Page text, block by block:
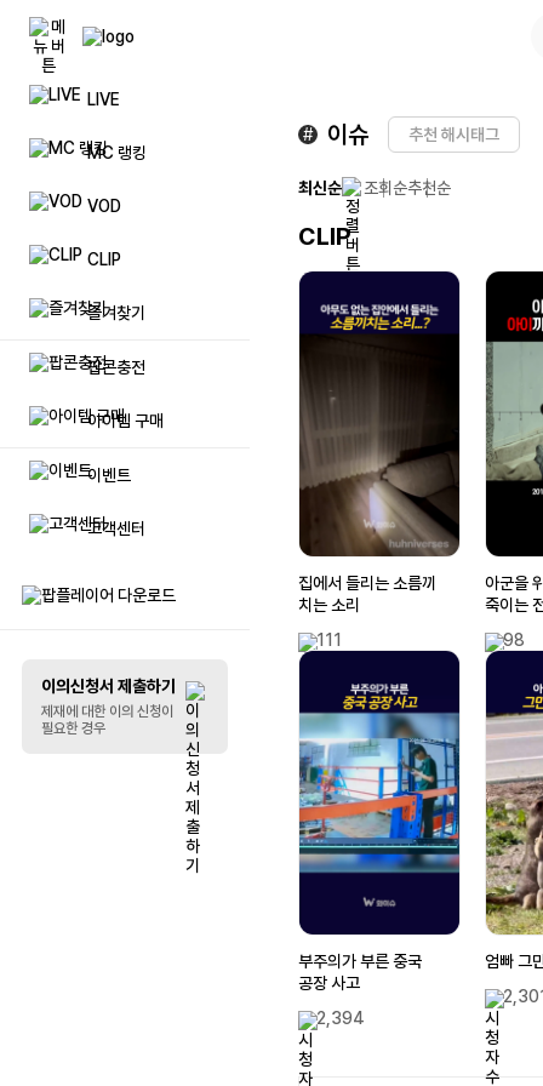
LIVE
MC 랭킹
VOD
CLIP
즐겨찾기
팝콘충전
아이템 구매
이벤트
고객센터
이의신청서 제출하기
제재에 대한 이의 신청이
필요한 경우
팝콘(캐쉬)
팝콘상품권 등록
이벤트 팝콘(캐쉬)
럭셔리 팝콘(캐쉬)
풀방 입장권
리스트업
시청인원 업
방송저장 용량 추가
방송 입장효과
리스트 꾸미기
말풍선
공지사항
문의하기
제안하기
방송 및 장애신고
자주묻
제재자
탈퇴 아
# 이슈 추천 해시태그
최신순 조회순추천순
CLIP
집에서 들리는 소름끼
치는 소리
111
아군을
죽이는
98
부주의가 부른 중국
공장 사고
2,394
엄빠 그